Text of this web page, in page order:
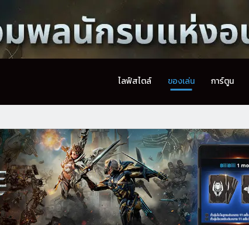
ไลฟ์สไตล์ ของเล่น การ์ตูน